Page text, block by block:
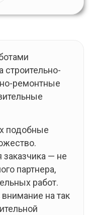
строительно-
ремонтные
подобные
— не
партнера,
работ.
на так